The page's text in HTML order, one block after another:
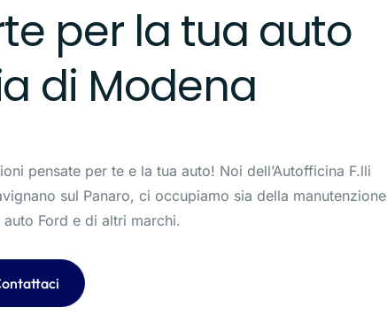
per la tua auto
di Modena
pensate per te e la tua auto! Noi dell’Autofficina F.lli
sul Panaro, ci occupiamo sia della manutenzione
Ford e di altri marchi.